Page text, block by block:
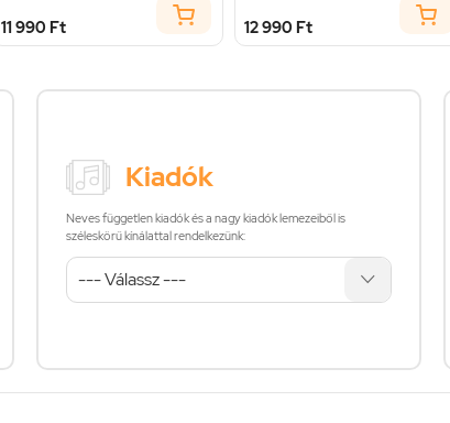
11 990 Ft 12 990 Ft
Kiadók
Neves független kiadók és a nagy kiadók lemezeiből is
széleskörű kínálattal rendelkezünk: